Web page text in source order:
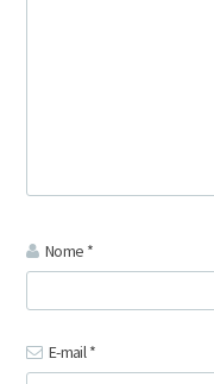
Nome *
E-mail*